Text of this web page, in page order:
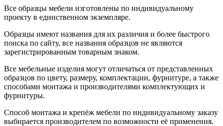
Все образцы мебели изготовлены по индивидуальному
проекту в единственном экземпляре.
Образцы имеют названия для их различия и более быстрого
поиска по сайту, все названия образцов не являются
зарегистрированным товарным знаком.
Все мебельные изделия могут отличаться от представленных
образцов по цвету, размеру, комплектации, фурнитуре, а также
способами монтажа и производителями комплектующих и
фурнитуры.
Способ монтажа и крепёж мебели по индивидуальному заказу
выбирается производителем по возможности её применения.